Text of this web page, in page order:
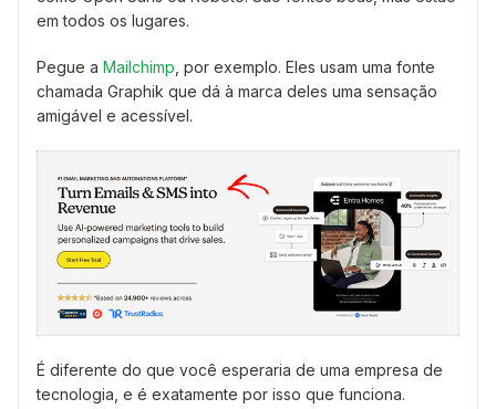
em todos os lugares.
Pegue a Mailchimp , por exemplo. Eles usam uma fonte
chamada Graphik que dá à marca deles uma sensação
amigável e acessível.
É diferente do que você esperaria de uma empresa de
tecnologia, e é exatamente por isso que funciona.